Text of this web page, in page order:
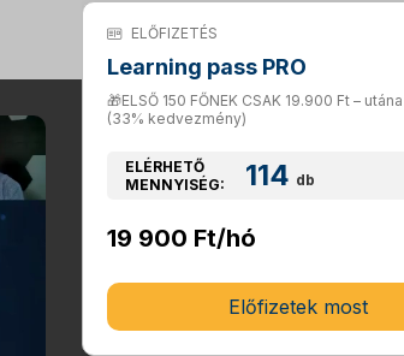
ELŐFIZETÉS
Learning pass PRO
🎁ELSŐ 150 FŐNEK CSAK 19.900 Ft –
(33% kedvezmény)
ELÉRHETŐ
MENNYISÉG:
114 db
19 900 Ft/hó
Előfizetek most